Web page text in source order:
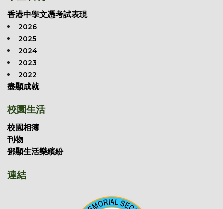
香港中學文憑考試表現
2026
2025
2024
2023
2022
盡顯成就
校園生活
校園相簿
刊物
鄧顯生活樂繽紛
連結